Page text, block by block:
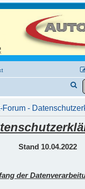
u
c
e
-
Stand 10.04.2022
der